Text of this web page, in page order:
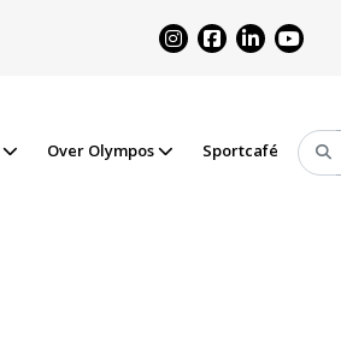
Over Olympos Sportcafé